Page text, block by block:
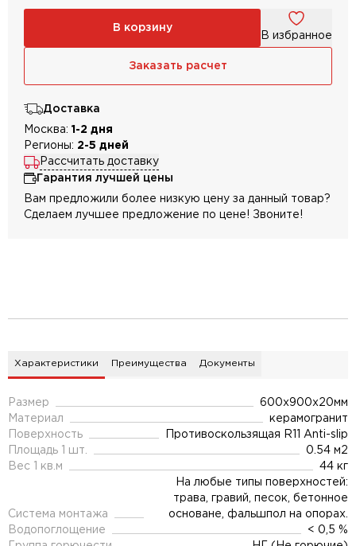
В корзину
В избранное
Заказать расчет
Доставка
Москва: 1-2 дня
Регионы: 2-5 дней
Рассчитать доставку
Гарантия лучшей цены
Вам предложили более низкую цену за данный товар?
Сделаем лучшее предложение по цене! Звоните!
Характеристики Преимущества Документы
Размер
600x900x20мм
Материал
керамогранит
Поверхность
Противоскользящая R11 Anti-slip
Площадь 1 шт.
0.54 м2
Вес 1 кв.м
44 кг
Система монтажа
На любые типы поверхностей:
трава, гравий, песок, бетонное
основане, фальшпол на опорах.
Водопоглощение
< 0,5 %